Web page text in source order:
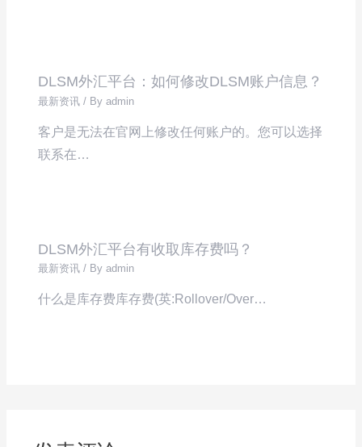
DLSM外汇平台：如何修改DLSM账户信息？
最新资讯 / Byadmin
客户是无法在官网上修改任何账户的。您可以选择
联系在…
DLSM外汇平台有收取库存费吗？
最新资讯 / Byadmin
什么是库存费库存费(英:Rollover/Over…